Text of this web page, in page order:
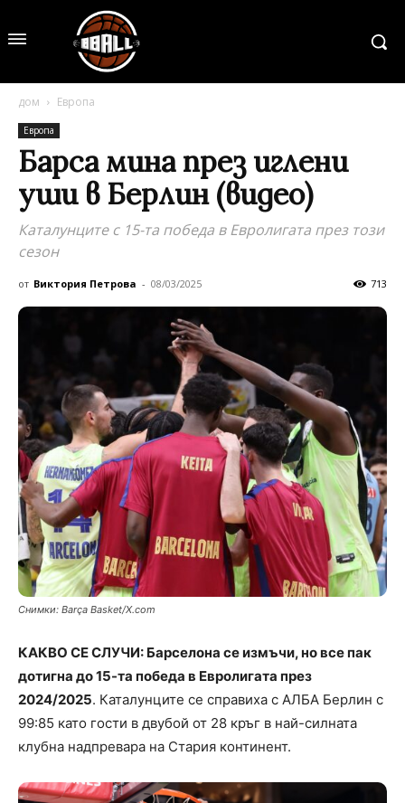
дом Европа
Европа
Барса мина през иглени
уши в Берлин (видео)
Каталунците с 15-та победа в Евролигата през този
сезон
от Виктория Петрова - 08/03/2025 713
Снимки: Barça Basket/X.com
КАКВО СЕ СЛУЧИ: Барселона се измъчи, но все пак
дотигна до 15-та победа в Евролигата през
2024/2025. Каталунците се справиха с АЛБА Берлин с
99:85 като гости в двубой от 28 кръг в най-силната
клубна надпревара на Стария континент.